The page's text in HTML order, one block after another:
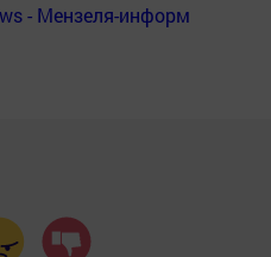
- Мензеля-информ